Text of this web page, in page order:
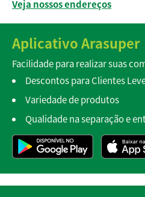
Veja nossos endereços
Aplicativo Arasuper
Facilidade para realizar suas
Descontos para Clientes
Variedade de produtos
Qualidade na separação e